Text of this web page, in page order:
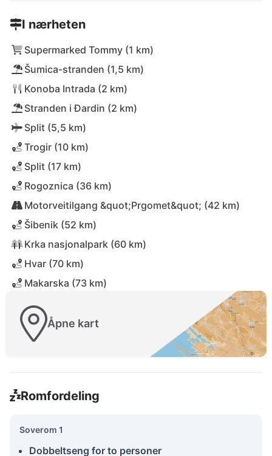
I nærheten
Supermarked Tommy (1 km)
Šumica-stranden (1,5 km)
Konoba Intrada (2 km)
Stranden i Đardin (2 km)
Split (5,5 km)
Trogir (10 km)
Split (17 km)
Rogoznica (36 km)
Motorveitilgang &quot;Prgomet&quot; (42 km)
Šibenik (52 km)
Krka nasjonalpark (60 km)
Hvar (70 km)
Makarska (73 km)
Åpne kart
Romfordeling
Soverom 1
Dobbeltseng for to personer